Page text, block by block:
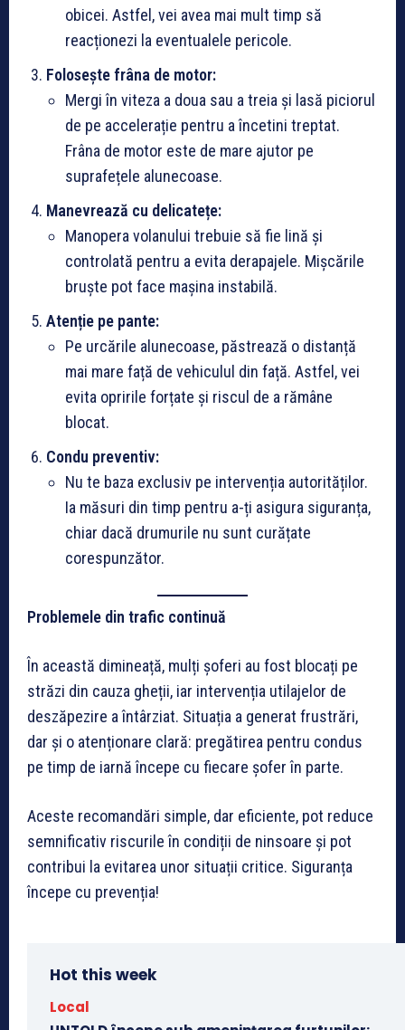
obicei. Astfel, vei avea mai mult timp să
reacționezi la eventualele pericole.
Folosește frâna de motor:
Mergi în viteza a doua sau a treia și lasă piciorul
de pe accelerație pentru a încetini treptat.
Frâna de motor este de mare ajutor pe
suprafețele alunecoase.
Manevrează cu delicatețe:
Manopera volanului trebuie să fie lină și
controlată pentru a evita derapajele. Mișcările
bruște pot face mașina instabilă.
Atenție pe pante:
Pe urcările alunecoase, păstrează o distanță
mai mare față de vehiculul din față. Astfel, vei
evita opririle forțate și riscul de a rămâne
blocat.
Condu preventiv:
Nu te baza exclusiv pe intervenția autorităților.
Ia măsuri din timp pentru a-ți asigura siguranța,
chiar dacă drumurile nu sunt curățate
corespunzător.
Problemele din trafic continuă
În această dimineață, mulți șoferi au fost blocați pe
străzi din cauza gheții, iar intervenția utilajelor de
deszăpezire a întârziat. Situația a generat frustrări,
dar și o atenționare clară: pregătirea pentru condus
pe timp de iarnă începe cu fiecare șofer în parte.
Aceste recomandări simple, dar eficiente, pot reduce
semnificativ riscurile în condiții de ninsoare și pot
contribui la evitarea unor situații critice. Siguranța
începe cu prevenția!
Hot this week
Local